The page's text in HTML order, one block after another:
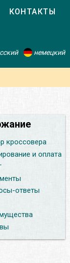
КОНТАКТЫ
немецкий
кроссовера
и оплата
ответы